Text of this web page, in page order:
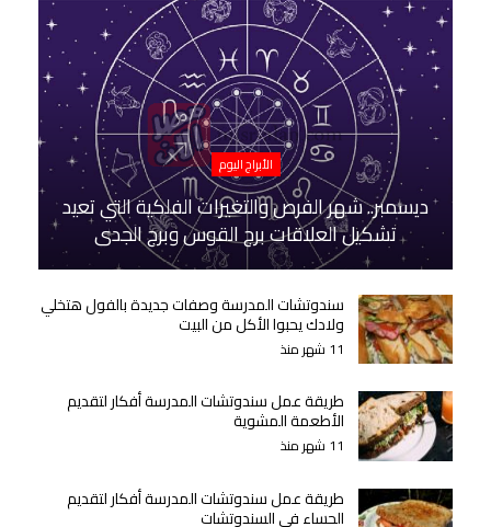
الأبراج اليوم
ديسمبر.. شهر الفرص والتغيرات الفلكية التي تعيد
تشكيل العلاقات برج القوس وبرج الجدي
سندوتشات المدرسة وصفات جديدة بالفول هتخلي
ولادك يحبوا الأكل من البيت
11 شهر منذ
طريقة عمل سندوتشات المدرسة أفكار لتقديم
الأطعمة المشوية
11 شهر منذ
طريقة عمل سندوتشات المدرسة أفكار لتقديم
الحساء في السندوتشات